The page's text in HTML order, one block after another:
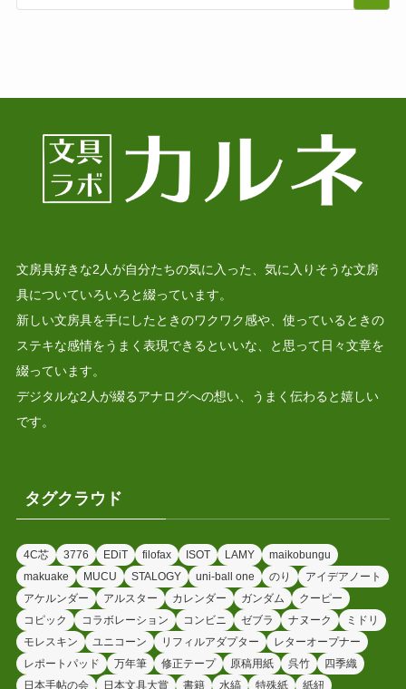
文房具好きな2人が自分たちの気に入った、気に入りそうな文房
具についていろいろと綴っています。
新しい文房具を手にしたときのワクワク感や、使っているときの
ステキな感情をうまく表現できるといいな、と思って日々文章を
綴っています。
デジタルな2人が綴るアナログへの想い、うまく伝わると嬉しい
です。
タグクラウド
4C芯 3776 EDiT filofax ISOT LAMY
maikobungu
makuake
MUCU STALOGY uni-ball one のり
アイデアノート
アケルンダー
アルスター カレンダー ガンダム
クーピー
コピック
コラボレーション コンビニ ゼブラ ナヌーク
ミドリ
モレスキン
ユニコーン リフィルアダプター
レターオープナー
レポートパッド
万年筆 修正テープ 原稿用紙 呉竹
四季織
日本手帖の会
日本文具大賞 書籍 水縞 特殊紙 紙紐